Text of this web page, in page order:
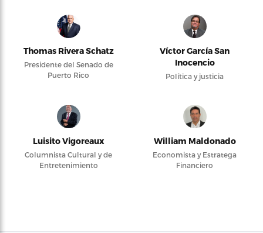
Thomas Rivera Schatz
Presidente del Senado de
Puerto Rico
Víctor García San
Inocencio
Política y justicia
Luisito Vigoreaux
Columnista Cultural y de
Entretenimiento
William Maldonado
Economista y Estratega
Financiero